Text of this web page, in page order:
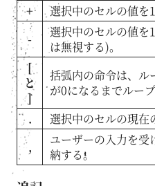
+
選択中のセルの値を
-
選択中のセルの値を
は無視する)。
[
と
]
括弧内の命令は、ル
が0になるまでループ
.
選択中のセルの現在
,
ユーザーの入力を受
納する。